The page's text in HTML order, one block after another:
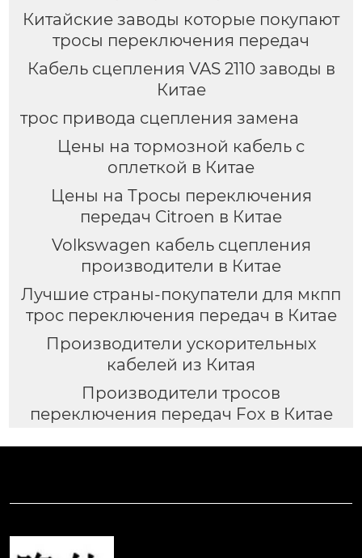
Китайские заводы которые покупают
тросы переключения передач
Кабель сцепления VAS 2110 заводы в
Китае
трос привода сцепления замена
Цены на тормозной кабель с
оплеткой в Китае
Цены на Тросы переключения
передач Citroen в Китае
Volkswagen кабель сцепления
производители в Китае
Лучшие страны-покупатели для мкпп
трос переключения передач в Китае
Производители ускорительных
кабелей из Китая
Производители тросов
переключения передач Fox в Китае